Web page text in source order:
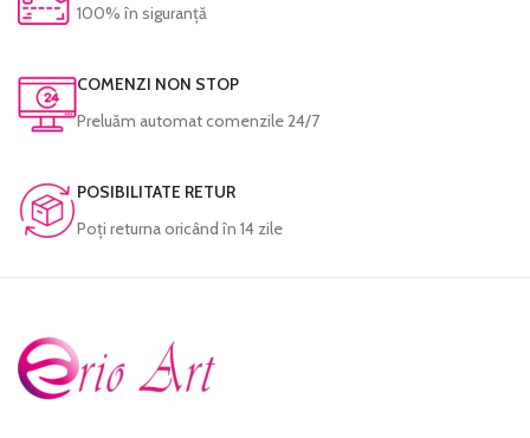
100% în siguranță
COMENZI NON STOP
Preluăm automat comenzile 24/7
POSIBILITATE RETUR
Poţi returna oricând în 14 zile